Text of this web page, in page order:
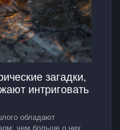
загадки,
интриговать
обладают
чем больше о них